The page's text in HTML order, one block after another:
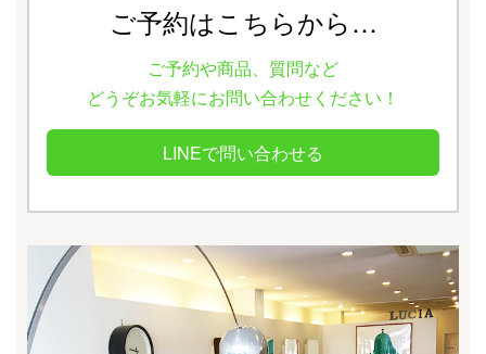
ご予約はこちらから…
ご予約や商品、質問など
どうぞお気軽にお問い合わせください！
LINEで問い合わせる